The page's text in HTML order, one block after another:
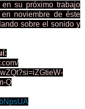
su próximo trabajo
noviembre de éste
sobre el sonido y
si=iZGtieW-
Q